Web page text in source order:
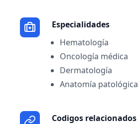
Especialidades
Hematología
Oncología médica
Dermatología
Anatomía patológica
Codigos relacionados